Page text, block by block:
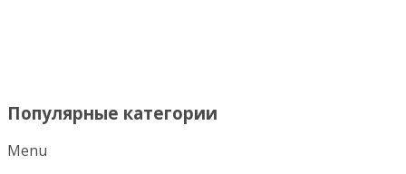
Популярные категории
Menu